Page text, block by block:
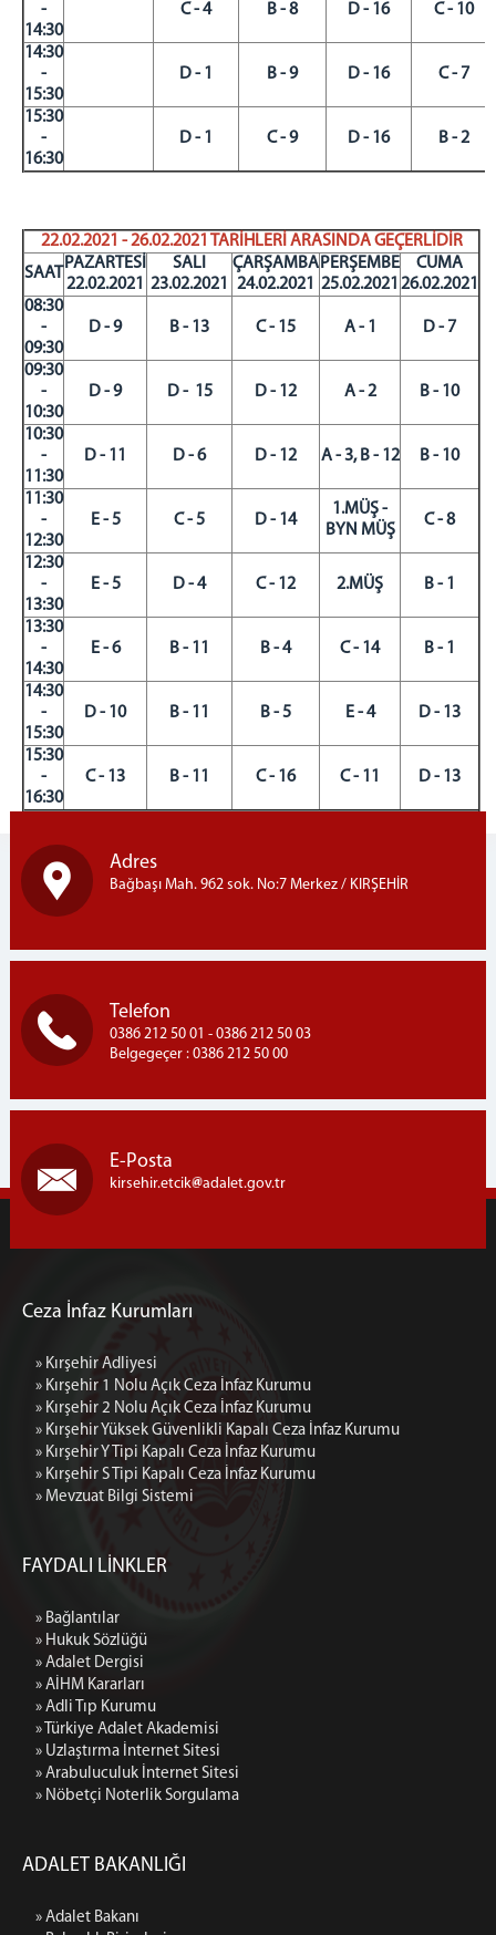
-
14:30
C - 4 B - 8 D - 16 C - 10
14:30
-
15:30
D - 1 B - 9 D - 16 C - 7
15:30
-
16:30
D - 1 C - 9 D - 16 B - 2
22.02.2021 - 26.02.2021 TARİHLERİ ARASINDA GEÇERLİDİR
SAAT
PAZARTESİ
22.02.2021
SALI
23.02.2021
ÇARŞAMBA
24.02.2021
PERŞEMBE
25.02.2021
CUMA
26.02.2021
08:30
-
09:30
D - 9 B - 13 C - 15 A - 1 D - 7
09:30
-
10:30
D - 9 D - 15 D - 12 A - 2 B - 10
10:30
-
11:30
D - 11 D - 6 D - 12 A - 3, B - 12 B - 10
11:30
-
12:30
E - 5 C - 5 D - 14
1.MÜŞ -
BYN MÜŞ
C - 8
12:30
-
13:30
E - 5 D - 4 C - 12 2.MÜŞ B - 1
13:30
-
14:30
E - 6 B - 11 B - 4 C - 14 B - 1
14:30
-
15:30
D - 10 B - 11 B - 5 E - 4 D - 13
15:30
-
16:30
C - 13 B - 11 C - 16 C - 11 D - 13
Adres
Bağbaşı Mah. 962 sok. No:7 Merkez / KIRŞEHİR
Telefon
0386 212 50 01 - 0386 212 50 03
Belgegeçer : 0386 212 50 00
E-Posta
kirsehir.etcik adalet.gov.tr
Ceza İnfaz Kurumları
» Kırşehir Adliyesi
» Kırşehir 1 Nolu Açık Ceza İnfaz Kurumu
» Kırşehir 2 Nolu Açık Ceza İnfaz Kurumu
» Kırşehir Yüksek Güvenlikli Kapalı Ceza İnfaz Kurumu
» Kırşehir Y Tipi Kapalı Ceza İnfaz Kurumu
» Kırşehir S Tipi Kapalı Ceza İnfaz Kurumu
» Mevzuat Bilgi Sistemi
FAYDALI LİNKLER
» Bağlantılar
» Hukuk Sözlüğü
» Adalet Dergisi
» AİHM Kararları
» Adli Tıp Kurumu
» Türkiye Adalet Akademisi
» Uzlaştırma İnternet Sitesi
» Arabuluculuk İnternet Sitesi
» Nöbetçi Noterlik Sorgulama
ADALET BAKANLIĞI
» Adalet Bakanı